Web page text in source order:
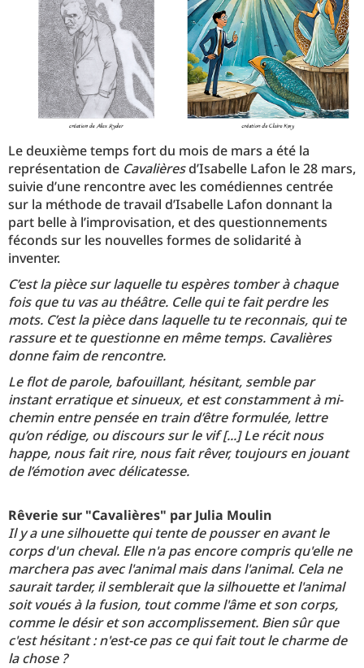
Le deuxième temps fort du mois de mars a été la
représentation de Cavalièresd’Isabelle Lafon le 28 mars,
suivie d’une rencontre avec les comédiennes centrée
sur la méthode de travail d’Isabelle Lafon donnant la
part belle à l’improvisation, et des questionnements
féconds sur les nouvelles formes de solidarité à
inventer.
C’est la pièce sur laquelle tu espères tomber à chaque
fois que tu vas au théâtre. Celle qui te fait perdre les
mots. C’est la pièce dans laquelle tu te reconnais, qui te
rassure et te questionne en même temps. Cavalières
donne faim de rencontre.
Le flot de parole, bafouillant, hésitant, semble par
instant erratique et sinueux, et est constamment à mi-
chemin entre pensée en train d’être formulée, lettre
qu’on rédige, ou discours sur le vif [...] Le récit nous
happe, nous fait rire, nous fait rêver, toujours en jouant
de l’émotion avec délicatesse.
Rêverie sur "Cavalières" par Julia Moulin
Il y a une silhouette qui tente de pousser en avant le
corps d'un cheval. Elle n'a pas encore compris qu'elle ne
marchera pas avec l'animal mais dans l'animal. Cela ne
saurait tarder, il semblerait que la silhouette et l'animal
soit voués à la fusion, tout comme l'âme et son corps,
comme le désir et son accomplissement. Bien sûr que
c'est hésitant : n'est-ce pas ce qui fait tout le charme de
la chose ?